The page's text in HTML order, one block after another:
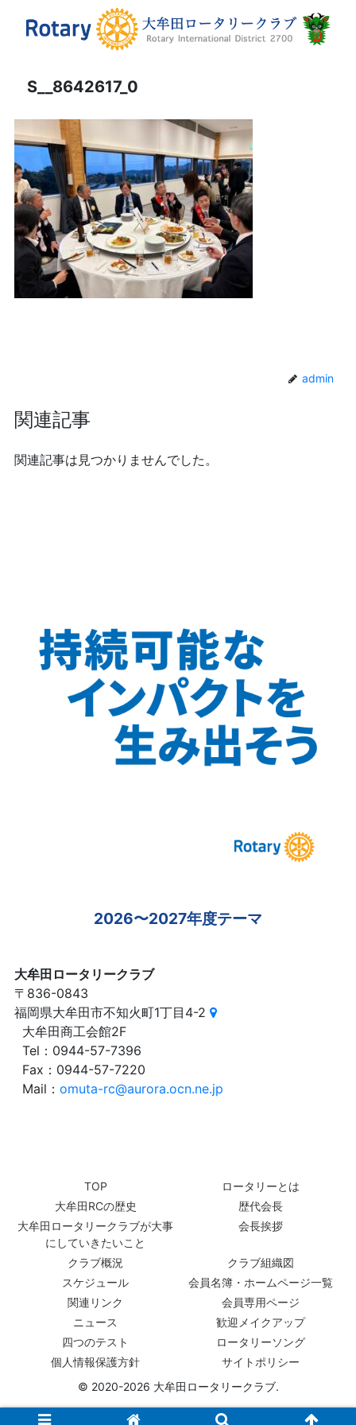
S__8642617_0
admin
関連記事
関連記事は見つかりませんでした。
2026〜2027年度テーマ
大牟田ロータリークラブ
〒836-0843
福岡県大牟田市不知火町1丁目4-2
大牟田商工会館2F
Tel：0944-57-7396
Fax：0944-57-7220
Mail：omuta-rc@aurora.ocn.ne.jp
TOP
ロータリーとは
大牟田RCの歴史
歴代会長
大牟田ロータリークラブが大事
にしていきたいこと
会長挨拶
クラブ概況
クラブ組織図
スケジュール
会員名簿・ホームページ一覧
関連リンク
会員専用ページ
ニュース
歓迎メイクアップ
四つのテスト
ロータリーソング
個人情報保護方針
サイトポリシー
© 2020-2026 大牟田ロータリークラブ.